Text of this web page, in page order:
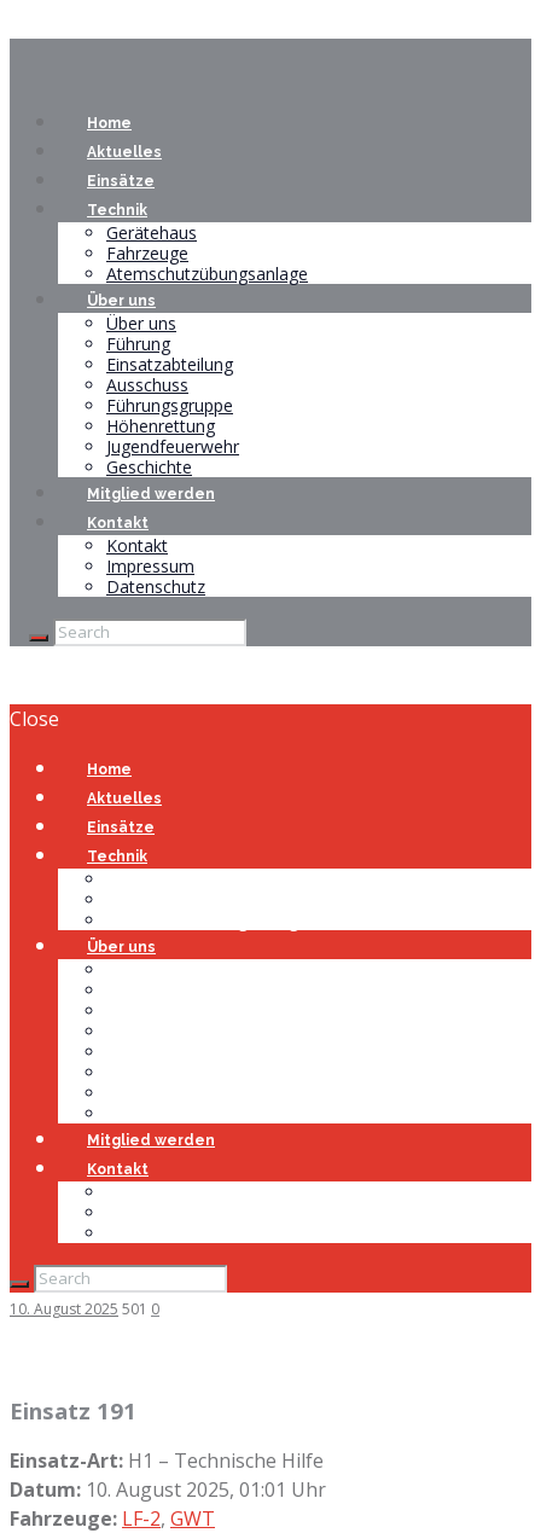
Home
Aktuelles
Einsätze
Technik
Gerätehaus
Fahrzeuge
Atemschutzübungsanlage
Über uns
Über uns
Führung
Einsatzabteilung
Ausschuss
Führungsgruppe
Höhenrettung
Jugendfeuerwehr
Geschichte
Mitglied werden
Kontakt
Kontakt
Impressum
Datenschutz
Close
Home
Aktuelles
Einsätze
Technik
Über uns
Mitglied werden
Kontakt
10. August 2025 501 0
Einsatz 191
Einsatz-Art: H1 – Technische Hilfe
Datum: 10. August 2025, 01:01 Uhr
Fahrzeuge: LF-2, GWT